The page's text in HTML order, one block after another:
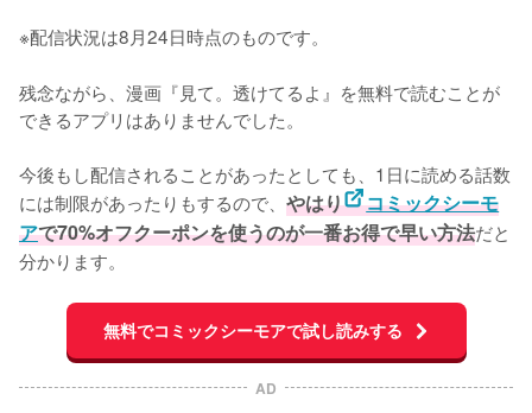
※配信状況は8月24日時点のものです。
残念ながら、漫画『見て。透けてるよ』を無料で読むことが
できるアプリはありませんでした。
今後もし配信されることがあったとしても、1日に読める話数
には制限があったりもするので、 やはり
コミックシーモ
アで70%オフクーポンを使うのが一番お得で早い方法だと
分かります。
無料でコミックシーモアで試し読みする
AD